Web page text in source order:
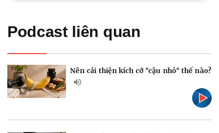
Tỷ giá
Podcast liên quan
Nên cải thiện kích cỡ "cậu nhỏ" thế nào?